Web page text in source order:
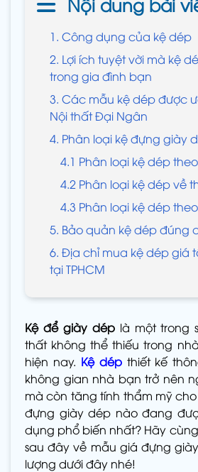
1. Công dụng của kệ dép
2. Lợi ích tuyệt vời mà kệ
trong gia đình bạn
3. Các mẫu kệ dép được
Nội thất Đại Ngân
4. Phân loại kệ đựng giày
4.1 Phân loại kệ dép
4.2 Phân loại kệ dép về
4.3 Phân loại kệ dép
5. Bảo quản kệ dép đúng
6. Địa chỉ mua kệ dép giá
tại TPHCM
Kệ để giày déplà một trong
thất không thể thiếu trong
hiện nay. Kệ dépthiết kế
không gian nhà bạn trở nên
mà còn tăng tính thẩm mỹ
đựng giày dép nào đang
dụng phổ biến nhất? Hãy
sau đây về mẫu giá đựng
lượng dưới đây nhé!